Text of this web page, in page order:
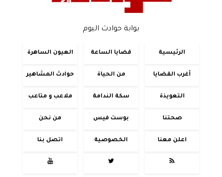
بوابة حوادث اليوم
الرئيسية قضايا الساعة العيون الساهرة
أغرب القضايا من الحياة حوادث المشاهير
التعويذة سكة الندامة ملاعب و متاعب
صحتنا بوست فيس من نحن
اعلن معنا الخصوصية اتصل بنا


